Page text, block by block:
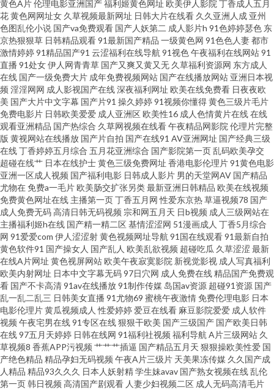
片a片 草草浮力第一页 91在线观看资源 午夜啪啪网 欧美性生活 黑料自慰学生
岛国91线观看 丁香伊人影院 草莓视屏av 91刺激在线视频 熟女激情网 免费性
爱Av 国产狼人 aa久久 97色久一本色 欧美曰曰 91色入 久久尹人综合网 99re
情色 91c网站 无码一二三四区 欧美色色综合图片 黄色A片网 超碰成人网 91红
桃福利 天天操精品 女同色情 国产伪娘ts网站 国产男女啪视频 波多野吉衣电
影 91看片入口 天天肏视频 欧美肏屄网 国产综合11p www一区 91人妻人人妻
人 午夜福利院在线 日本欧美色 欧亚色图 青娱乐91av 青青操在线 欧美黄色大
片 黄网站在线国产 成人午夜剧场网站 91午夜福利影院 91成人在线 婷婷久久
成人导航 岛国动作大片 超碰午夜91 jk白丝被c 51人人超碰 亚洲第11色图 日
本女同护士 玖玖玖草网 国产岳母理论9 草草浮力快猫 91页免费视频 91豆花
解析 亚洲欧美不卡线 日韩e级免费 免费一二三区 国厂黄色 草逼视频软件 91
含羞草网站 无码1234 日本精品一卡二卡 91白丝美女 亚洲少妇午夜激情 五月
天色社区 欧洲AV网站 美女性爱AV 精品国产日韩网站 福利夜导航 99啪啪热
黄色A片伦理电影亚洲国产福利姬黄色网址 欧美伊人影院 丁香成人五月
花黄色网网址女 久草视频最新网址 日韩大片在线看 久久亚洲人成 亚州
色图乱伦小说 国产va免费观看 国产人妖第二 成人影片h 91色婷婷瑟色 东
京热狠狠草 日韩精品观看91最新国产精品 一级黄色网 91色色人妻都市
激情婷婷91精品国产91 云涩福利在线导航 91视色午夜福利在线网站91
直播 91处女伊人网青青草 国产又爽又黄又无 久草福利资源网 东方成人
在线 国产一级免费大片 成年免费视频网站 国产在线播放网站 亚洲日本视
频 淫淫网网 成人影视国产在线深夜福利网址 欧美在线免费看 日夜夜欧
美 国产大片中文字幕 国产片91 操久婷婷91视频你懂得黄色三级片毛片
免费电影片 日韩欧美爱爱 成人亚洲区欧美性16 成人色情黄片在线在线
观看亚洲精品 国产热综合 久草网视频在线看午夜精品网影院 伦理片完整
版 黄视网站在线播放 国产片自拍 国产在线91 AV亚洲网址 国产经典三级
在线丁香婷婷五月综合 五月花亚洲综合 国产影院第一页乱码欧美孕交
超碰在线艹 日本在线护士黄色三级免费网址 香港电影伦理片91黄色电影
亚洲一区成人视频 国产福利电影 日韩成人影片 男的天堂网AV 国产精品
尤物在免费a一毛片欧美肠交扩张另类最新亚洲日韩精品 欧美在线视频
免费黄色网址在线 主播第一页丁香五月网 性爱东京热草逼视频78 国产
成人免费无码高清日韩无码视频 宗和网五月天 日b视频 成人三级网站在
主播福利姬h在线 国产精一精二区基情涩涩网 51漫画成人 丁香5月综合
网 91爱爱com 伊人涩涩射黄色视频网址导航 91国在线观看91最新自拍
黄色软件91 国产操女人 国产乱人 欧美乱欲视频 超碰吃瓜 久草涩涩 最新
在线A片网址 黄色视屏网站欧美午夜寂寞影院 新视觉影视 成人写真福利
欧美内射网址 日本中文字幕无码97日穴网 成人免费在线精品国产免费观
看 国产不卡高清91av在线播放91制作传媒 岛国av资源 超碰91资源 国产
乱一乱二乱三 日韩美女直播 91尤物69 蜜桃午夜激情免费伦理电影 日本
电影伦理片黄瓜视频成人 性爱婷婷 爱豆在线看 麻豆影院爱爱 成人软件
视频 午夜宅男在线91专区在线狠狠干欧美 国产三级国产 国产欧美日韩
在线97五月天婷婷 日韩在线网 91福利社视频 福利导航 A片三级网站 久
草视频8 香蕉APP污视频 艹艹艹插逼 国产精品五月天 狠狠操欧美性爱 国
产绝色精品 精品孕妇无码视频 午夜A片三级片 天美果冻传媒 久久国产成
人精品 精品93久久久 日本人妖射精学生妹avav 国产熟女视频在线乱伦
第一页韩日视频 高清国产剧观看 人妻少妇视频二区 成人无码高清毛片